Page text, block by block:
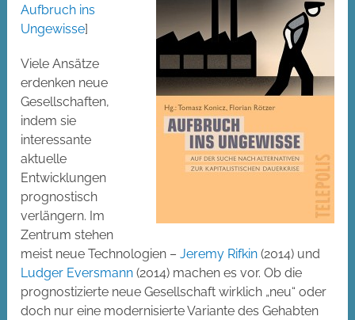
Aufbruch ins
Ungewisse]
Viele Ansätze
erdenken neue
Gesellschaften,
indem sie
interessante
aktuelle
Entwicklungen
prognostisch
verlängern. Im
Zentrum stehen
meist neue Technologien –Jeremy Rifkin (2014) und
Ludger Eversmann (2014) machen es vor. Ob die
prognostizierte neue Gesellschaft wirklich „neu“ oder
doch nur eine modernisierte Variante des Gehabten